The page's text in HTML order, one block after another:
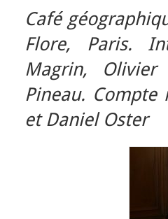
Café
Flore, Paris.
Magrin,
Pineau. Compte
et Daniel Oster